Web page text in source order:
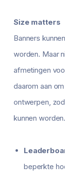
Size matters
Banners
worden. Maar
afmetingen
daarom aan
ontwerpen,
kunnen
beperkte